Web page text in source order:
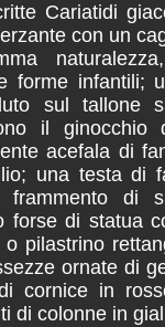
Cariatidi
con un
forme infantili;
sul tallone
il ginocchio
acefala di
una testa di
frammento di
forse di statua
o pilastrino
ornate di
cornice in
di colonne in